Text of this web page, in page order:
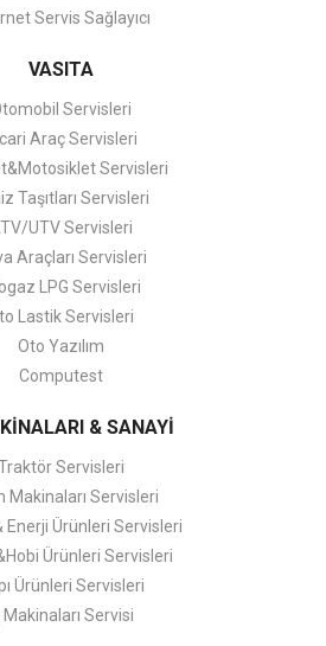
Servis Sağlayıcı
VASITA
Servisleri
Araç Servisleri
Servisleri
Taşıtları Servisleri
UTV Servisleri
Araçları Servisleri
LPG Servisleri
Lastik Servisleri
Oto Yazılım
Computest
& SANAYİ
Servisleri
Makinaları Servisleri
Enerji Ürünleri Servisleri
Ürünleri Servisleri
Ürünleri Servisleri
Makinaları Servisi